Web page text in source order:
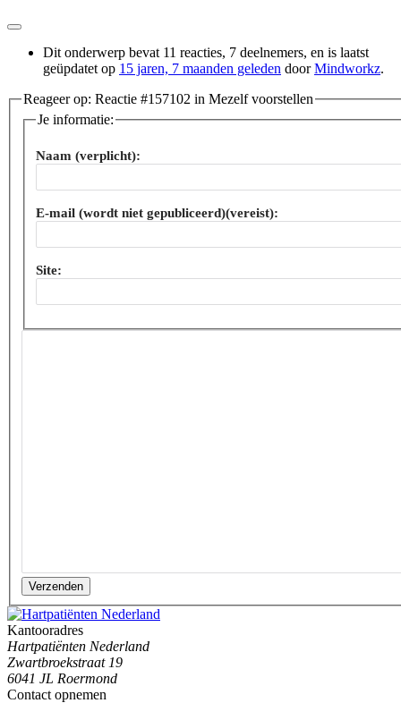
Dit onderwerp bevat 11 reacties, 7 deelnemers, en is laatst
geüpdatet op 15 jaren, 7 maanden geleden doorMindworkz.
Reageer op: Reactie #157102 in Mezelf voorstellen
Je informatie:
Naam (verplicht):
E-mail (wordt niet gepubliceerd)(vereist):
Site:
Verzenden
Kantooradres
Hartpatiënten Nederland
Zwartbroekstraat 19
6041 JL Roermond
Contact opnemen